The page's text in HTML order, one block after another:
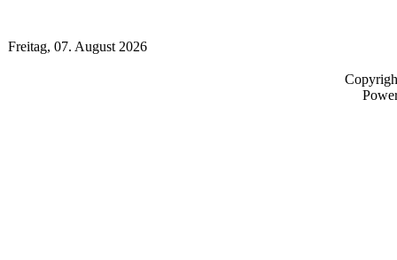
Freitag, 07. August 2026